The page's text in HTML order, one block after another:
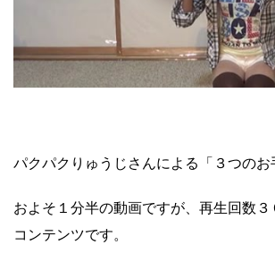
パクパクりゅうじさんによる「３つのお
およそ１分半の動画ですが、再生回数
コンテンツです。